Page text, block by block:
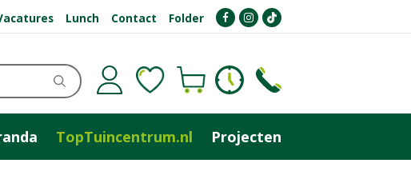
Lunch Contact Folder
TopTuincentrum.nl Projecten